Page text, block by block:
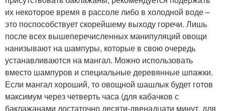
их некоторое время в рассоле либо в холодной воде –
это поспособствует скорейшему выходу горечи. Лишь
после всех вышеперечисленных манипуляций овощи
нанизывают на шампуры, которые в свою очередь
устанавливаются на мангал. Можно использовать
вместо шампуров и специальные деревянные шпажки.
Если мангал хороший, то овощной шашлык будет готов
максимум через четверть часа (для кабачков с
баклажанами достаточно десяти-двенадцати минут, для